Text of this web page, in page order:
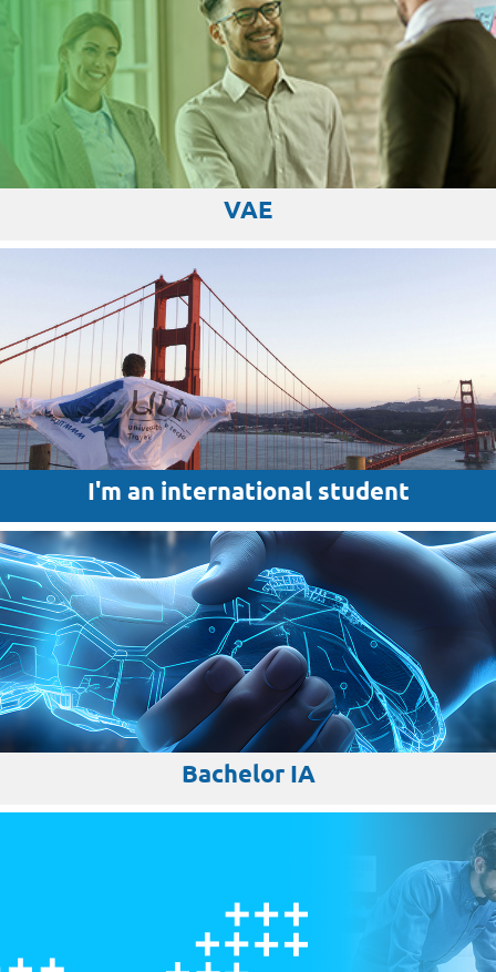
VAE
I'm an international student
Bachelor IA